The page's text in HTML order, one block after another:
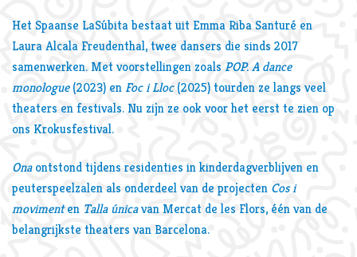
Het Spaanse LaSúbita bestaat uit Emma Riba Santuré en
Laura Alcala Freudenthal, twee dansers die sinds 2017
samenwerken. Met voorstellingen zoals POP. A dance
monologue(2023) en Foc i Lloc(2025) tourden ze langs veel
theaters en festivals. Nu zijn ze ook voor het eerst te zien op
ons Krokusfestival.
Onaontstond ​​tijdens residenties in kinderdagverblijven en
peuterspeelzalen als onderdeel van de projecten Cos i
movimenten Talla únicavan Mercat de les Flors, één van de
belangrijkste theaters van Barcelona.